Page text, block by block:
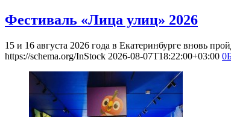
Фестиваль «Лица улиц» 2026
15 и 16 августа 2026 года в Екатеринбурге вновь
https://schema.org/InStock 2026-08-07T18:22:00+03:00 0